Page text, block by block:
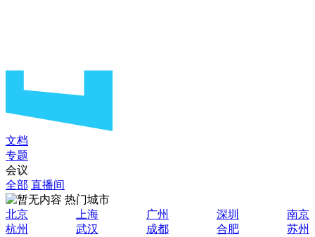
文档
专题
会议
全部 直播间
热门城市
北京
上海 广州 深圳
南京
杭州
武汉 成都 合肥
苏州